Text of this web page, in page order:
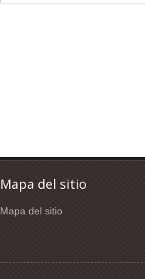
Mapa del sitio
Mapa del sitio